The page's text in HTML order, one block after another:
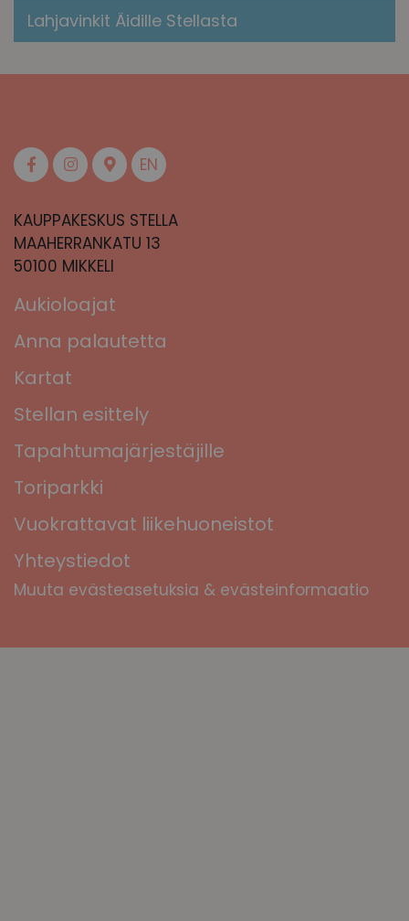
Lahjavinkit Äidille Stellasta
EN
KAUPPAKESKUS STELLA
MAAHERRANKATU 13
50100 MIKKELI
Aukioloajat
Anna palautetta
Kartat
Stellan esittely
Tapahtumajärjestäjille
Toriparkki
Vuokrattavat liikehuoneistot
Yhteystiedot
Muuta evästeasetuksia & evästeinformaatio